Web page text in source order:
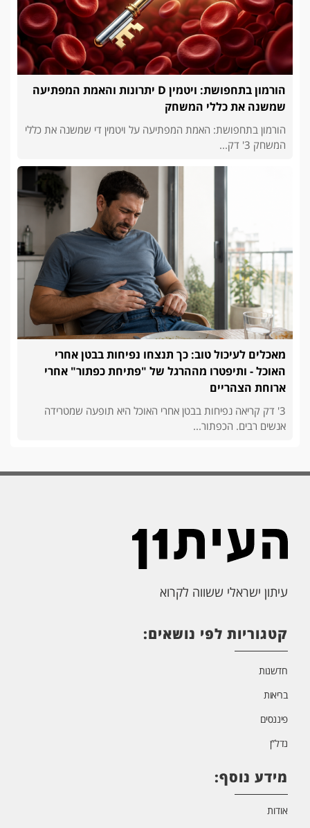
הורמון בתחפושת: ויטמין D יתרונות והאמת המפתיעה
שמשנה את כללי המשחק
הורמון בתחפושת: האמת המפתיעה על ויטמין די שמשנה את כללי
המשחק 3' דק...
מאכלים לעיכול טוב: כך תנצחו נפיחות בבטן אחרי
האוכל - ותיפטרו מההרגל של "פתיחת כפתור" אחרי
ארוחת הצהריים
3' דק קריאה נפיחות בבטן אחרי האוכל היא תופעה שמטרידה
אנשים רבים. הכפתור...
עיתון ישראלי ששווה לקרוא
קטגוריות לפי נושאים:
חדשנות
בריאות
פיננסים
נדל”ן
מידע נוסף:
אודות